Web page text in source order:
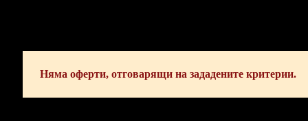
Няма оферти, отговарящи на зададените критерии.